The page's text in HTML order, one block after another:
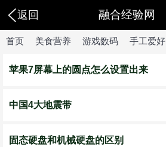
返回 融合经验网
首页 美食营养 游戏数码 手工爱好
苹果7屏幕上的圆点怎么设置出来
中国4大地震带
固态硬盘和机械硬盘的区别